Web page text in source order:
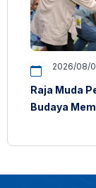
2026/08/
Raja Muda
Budaya